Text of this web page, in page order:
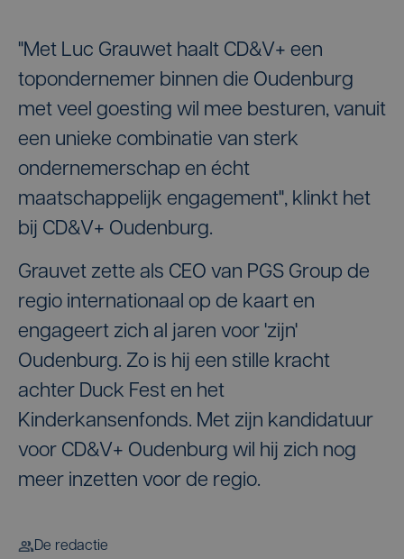
"Met Luc Grauwet haalt CD&V+ een
topondernemer binnen die Oudenburg
met veel goesting wil mee besturen, vanuit
een unieke combinatie van sterk
ondernemerschap en écht
maatschappelijk engagement", klinkt het
bij CD&V+ Oudenburg.
Grauvet zette als CEO van PGS Group de
regio internationaal op de kaart en
engageert zich al jaren voor 'zijn'
Oudenburg. Zo is hij een stille kracht
achter Duck Fest en het
Kinderkansenfonds. Met zijn kandidatuur
voor CD&V+ Oudenburg wil hij zich nog
meer inzetten voor de regio.
De redactie